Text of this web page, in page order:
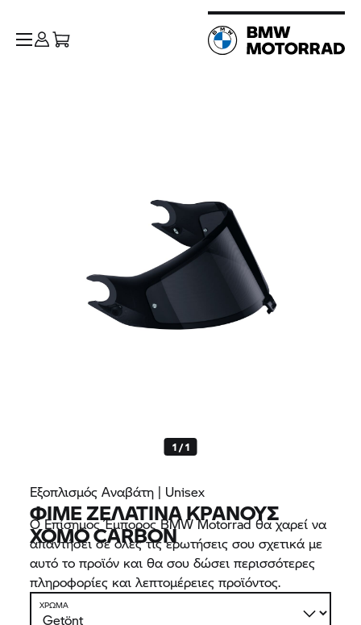
1 / 1
Εξοπλισμός Αναβάτη | Unisex
ΦΙΜΈ ΖΕΛΑΤΊΝΑ ΚΡΆΝΟΥΣ
XOMO CARBON
Ο Επίσημος Έμπορος BMW Motorrad θα χαρεί να
απαντήσει σε όλες τις ερωτήσεις σου σχετικά με
αυτό το προϊόν και θα σου δώσει περισσότερες
πληροφορίες και λεπτομέρειες προϊόντος.
ΧΡΏΜΑ